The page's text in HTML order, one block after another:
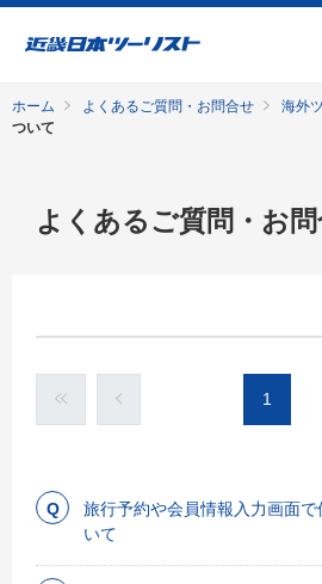
ホーム よくあるご質問・お問合せ 海外
ついて
よくあるご質問・お
1
旅行予約や会員情報入力画面
いて